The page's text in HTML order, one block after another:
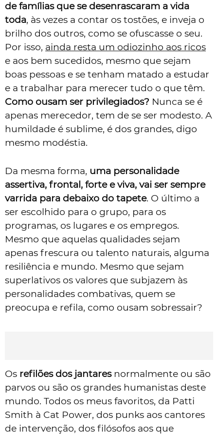
de famílias que se desenrascaram a vida
toda, às vezes a contar os tostões, e inveja o
brilho dos outros, como se ofuscasse o seu.
Por isso, ainda resta um odiozinho aos ricos
e aos bem sucedidos, mesmo que sejam
boas pessoas e se tenham matado a estudar
e a trabalhar para merecer tudo o que têm.
Como ousam ser privilegiados? Nunca se é
apenas merecedor, tem de se ser modesto. A
humildade é sublime, é dos grandes, digo
mesmo modéstia.
Da mesma forma, uma personalidade
assertiva, frontal, forte e viva, vai ser sempre
varrida para debaixo do tapete. O último a
ser escolhido para o grupo, para os
programas, os lugares e os empregos.
Mesmo que aquelas qualidades sejam
apenas frescura ou talento naturais, alguma
resiliência e mundo. Mesmo que sejam
superlativos os valores que subjazem às
personalidades combativas, quem se
preocupa e refila, como ousam sobressair?
Os refilões dos jantaresnormalmente ou são
parvos ou são os grandes humanistas deste
mundo. Todos os meus favoritos, da Patti
Smith à Cat Power, dos punks aos cantores
de intervenção, dos filósofos aos que